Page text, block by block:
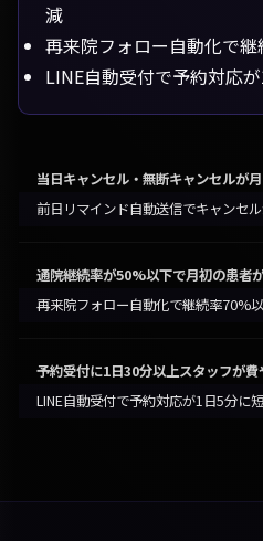
減
再来院フォロー自動化で
LINE自動受付で予約対応
当日キャンセル・無断キャンセルが
前日リマインド自動送信でキャンセ
通院継続率が50%以下で月初の患者
再来院フォロー自動化で継続率70%
予約受付に1日30分以上スタッフが費
LINE自動受付で予約対応が1日5分に